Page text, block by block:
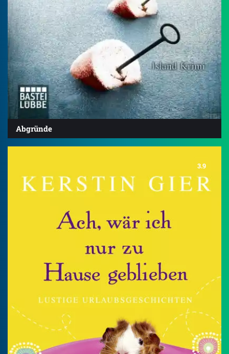
Abgründe
3.9